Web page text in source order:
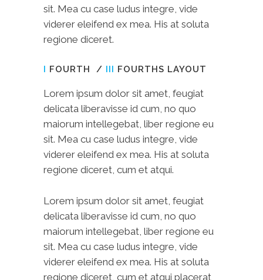
sit. Mea cu case ludus integre, vide
viderer eleifend ex mea. His at soluta
regione diceret.
I FOURTH / III FOURTHS LAYOUT
Lorem ipsum dolor sit amet, feugiat
delicata liberavisse id cum, no quo
maiorum intellegebat, liber regione eu
sit. Mea cu case ludus integre, vide
viderer eleifend ex mea. His at soluta
regione diceret, cum et atqui.
Lorem ipsum dolor sit amet, feugiat
delicata liberavisse id cum, no quo
maiorum intellegebat, liber regione eu
sit. Mea cu case ludus integre, vide
viderer eleifend ex mea. His at soluta
regione diceret, cum et atqui placerat